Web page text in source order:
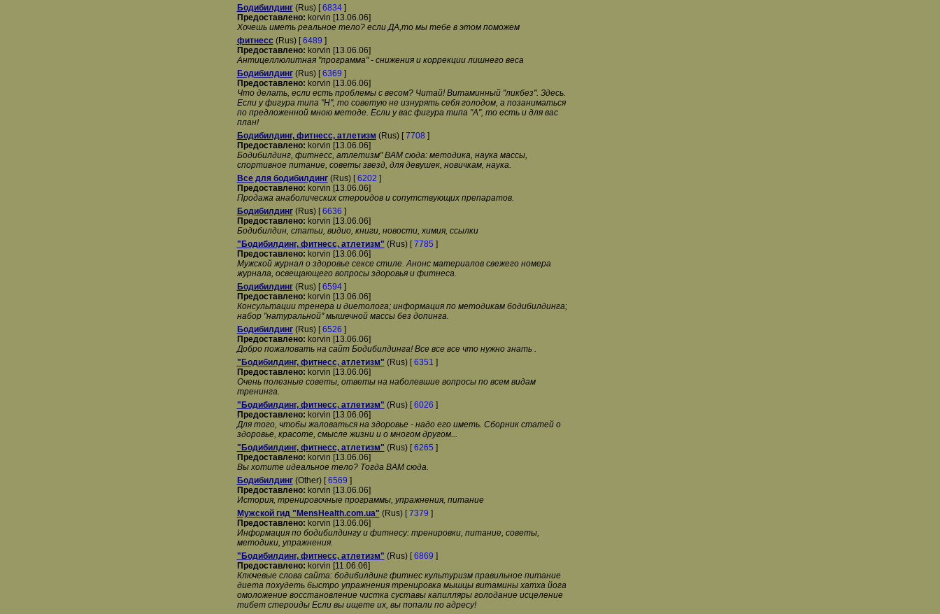
Бодибилдинг(Rus) [6834]
Предоставлено: korvin [13.06.06]
Хочешь иметь реальное тело? если ДА,то мы тебе в этом поможем
фитнесс(Rus) [6489 ]
Предоставлено: korvin [13.06.06]
Антицеллюлитная "программа" - cнижения и коррекции лишнего веса
Бодибилдинг(Rus) [6369 ]
Предоставлено: korvin [13.06.06]
Что делать, если есть проблемы с весом? Читай! Витаминный "ликбез". Здесь.
Если у фигура типа "Н", то советую не изнурять себя голодом, а позаниматься
по предложенной мною методе. Если у вас фигура типа "А", то есть и для вас
план!
Бодибилдинг, фитнесс, атлетизм (Rus) [7708 ]
Предоставлено: korvin [13.06.06]
Бодибилдинг, фитнесс, атлетизм" ВАМ сюда: методика, наука массы,
спортивное питание, советы звезд, для девушек, новичкам, наука.
Все для бодибилдинг(Rus) [6202 ]
Предоставлено: korvin [13.06.06]
Продажа анаболических стероидов и сопутствующих препаратов.
Бодибилдинг(Rus) [6636 ]
Предоставлено: korvin [13.06.06]
Бодибилдин, статьи, видио, книги, новости, химия, ссылки
"Бодибилдинг, фитнесс, атлетизм" (Rus) [7785 ]
Предоставлено: korvin [13.06.06]
Мужской журнал о здоровье сексе стиле. Анонс материалов свежего номера
журнала, освещающего вопросы здоровья и фитнеса.
Бодибилдинг(Rus) [6594]
Предоставлено: korvin [13.06.06]
Консультации тренера и диетолога; информация по методикам бодибилдинга;
набор "натуральной" мышечной массы без допинга.
Бодибилдинг(Rus) [6526 ]
Предоставлено: korvin [13.06.06]
Добро пожаловать на сайт Бодибилдинга! Все все все что нужно знать .
"Бодибилдинг, фитнесс, атлетизм" (Rus) [6351 ]
Предоставлено: korvin [13.06.06]
Очень полезные советы, ответы на наболевшие вопросы по всем видам
тренинга.
"Бодибилдинг, фитнесс, атлетизм" (Rus) [6026 ]
Предоставлено: korvin [13.06.06]
Для того, чтобы жаловаться на здоровье - надо его иметь. Сборник статей о
здоровье, красоте, смысле жизни и о многом другом...
"Бодибилдинг, фитнесс, атлетизм" (Rus) [6265 ]
Предоставлено: korvin [13.06.06]
Вы хотите идеальное тело? Тогда ВАМ сюда.
Бодибилдинг(Other) [6569 ]
Предоставлено: korvin [13.06.06]
История, тренировочные программы, упражнения, питание
Мужской гид "MensHealth.com.ua" (Rus) [7379 ]
Предоставлено: korvin [13.06.06]
Информация по бодибилдингу и фитнесу: тренировки, питание, советы,
методики, упражнения.
"Бодибилдинг, фитнесс, атлетизм" (Rus) [6869 ]
Предоставлено: korvin [11.06.06]
Ключевые слова сайта: бодибилдинг фитнес культуризм правильное питание
диета похудеть быстро упражнения тренировка мышцы витамины хатха йога
омоложение восстановление чистка суставы капилляры голодание исцеление
тибет стероиды Если вы ищете их, вы попали по адресу!